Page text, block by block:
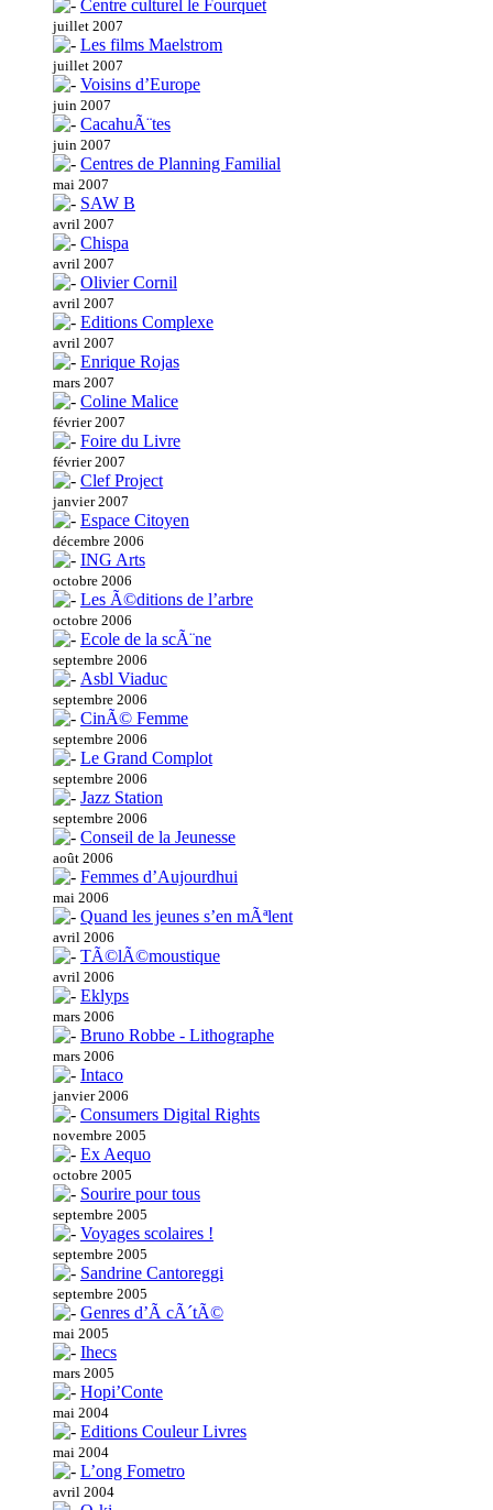
Centre culturel le Fourquet
juillet 2007
Les films Maelstrom
juillet 2007
Voisins d’Europe
juin 2007
CacahuÃ¨tes
juin 2007
Centres de Planning Familial
mai 2007
SAW B
avril 2007
Chispa
avril 2007
Olivier Cornil
avril 2007
Editions Complexe
avril 2007
Enrique Rojas
mars 2007
Coline Malice
février 2007
Foire du Livre
février 2007
Clef Project
janvier 2007
Espace Citoyen
décembre 2006
ING Arts
octobre 2006
Les Ã©ditions de l’arbre
octobre 2006
Ecole de la scÃ¨ne
septembre 2006
Asbl Viaduc
septembre 2006
CinÃ© Femme
septembre 2006
Le Grand Complot
septembre 2006
Jazz Station
septembre 2006
Conseil de la Jeunesse
août 2006
Femmes d’Aujourdhui
mai 2006
Quand les jeunes s’en mÃªlent
avril 2006
TÃ©lÃ©moustique
avril 2006
Eklyps
mars 2006
Bruno Robbe - Lithographe
mars 2006
Intaco
janvier 2006
Consumers Digital Rights
novembre 2005
Ex Aequo
octobre 2005
Sourire pour tous
septembre 2005
Voyages scolaires !
septembre 2005
Sandrine Cantoreggi
septembre 2005
Genres d’Ã cÃ´tÃ©
mai 2005
Ihecs
mars 2005
Hopi’Conte
mai 2004
Editions Couleur Livres
mai 2004
L’ong Fometro
avril 2004